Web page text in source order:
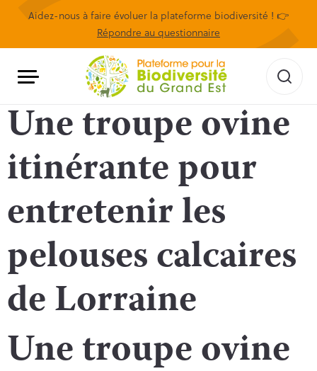
Aidez-nous à faire évoluer la plateforme biodiversité ! 👉
Répondre au questionnaire
Une troupe ovine
itinérante pour
entretenir les
pelouses calcaires
de Lorraine
Une troupe ovine